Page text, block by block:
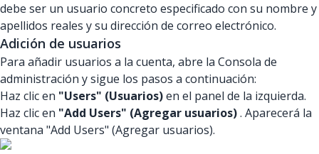
debe ser un usuario concreto especificado con su nombre y
apellidos reales y su dirección de correo electrónico.
Adición de usuarios
Para añadir usuarios a la cuenta, abre la Consola de
administración y sigue los pasos a continuación:
Haz clic en "Users" (Usuarios)en el panel de la izquierda.
Haz clic en "Add Users" (Agregar usuarios). Aparecerá la
ventana "Add Users" (Agregar usuarios).